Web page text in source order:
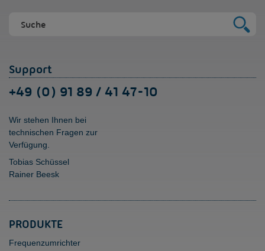
Support
+49 (0) 91 89 / 41 47-10
Wir stehen Ihnen bei
technischen Fragen zur
Verfügung.
Tobias Schüssel
Rainer Beesk
PRODUKTE
Frequenzumrichter